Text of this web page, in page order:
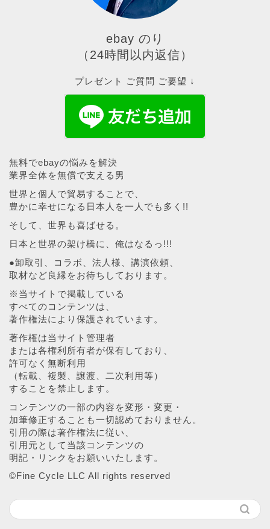
ebay のり
（24時間以内返信）
プレゼント ご質問 ご要望 ↓
無料でebayの悩みを解決
業界全体を無償で支える男
世界と個人で貿易することで、
豊かに幸せになる日本人を一人でも多く!!
そして、世界も喜ばせる。
日本と世界の架け橋に、俺はなるっ!!!
●卸取引、コラボ、法人様、講演依頼、
取材など良縁をお待ちしております。
※当サイトで掲載している
すべてのコンテンツは、
著作権法により保護されています。
著作権は当サイト管理者
または各権利所有者が保有しており、
許可なく無断利用
（転載、複製、譲渡、二次利用等）
することを禁止します。
コンテンツの一部の内容を変形・変更・
加筆修正することも一切認めておりません。
引用の際は著作権法に従い、
引用元として当該コンテンツの
明記・リンクをお願いいたします。
©︎Fine Cycle LLC All rights reserved